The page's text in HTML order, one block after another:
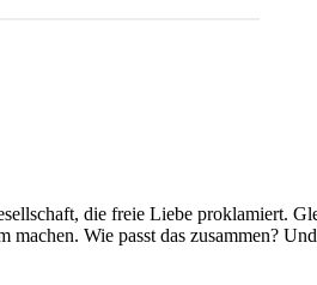
die freie Liebe proklamiert.
Wie passt das zusammen?